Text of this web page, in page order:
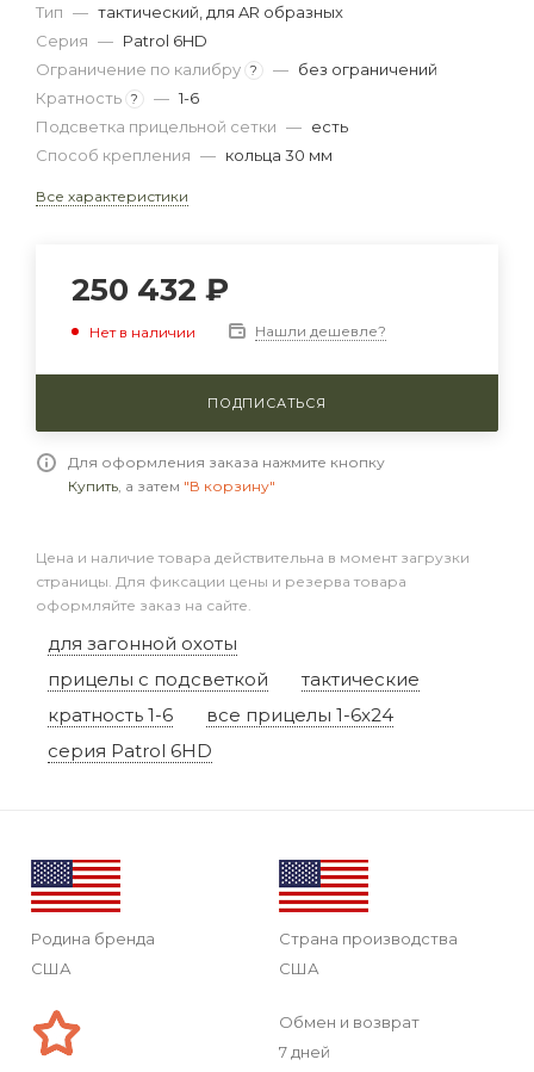
Тип — тактический, для AR образных
Серия — Patrol 6HD
Ограничение по калибру ? — без ограничений
Кратность ? — 1-6
Подсветка прицельной сетки — есть
Способ крепления — кольца 30 мм
Все характеристики
250 432 ₽
Нет в наличии Нашли дешевле?
ПОДПИСАТЬСЯ
Для оформления заказа нажмите кнопку
Купить, а затем "В корзину"
Цена и наличие товара действительна в момент загрузки
страницы. Для фиксации цены и резерва товара
оформляйте заказ на сайте.
для загонной охоты
прицелы с подсветкой
тактические
кратность 1-6
все прицелы 1-6x24
серия Patrol 6HD
Родина бренда
США
Страна производства
США
Обмен и возврат
7 дней